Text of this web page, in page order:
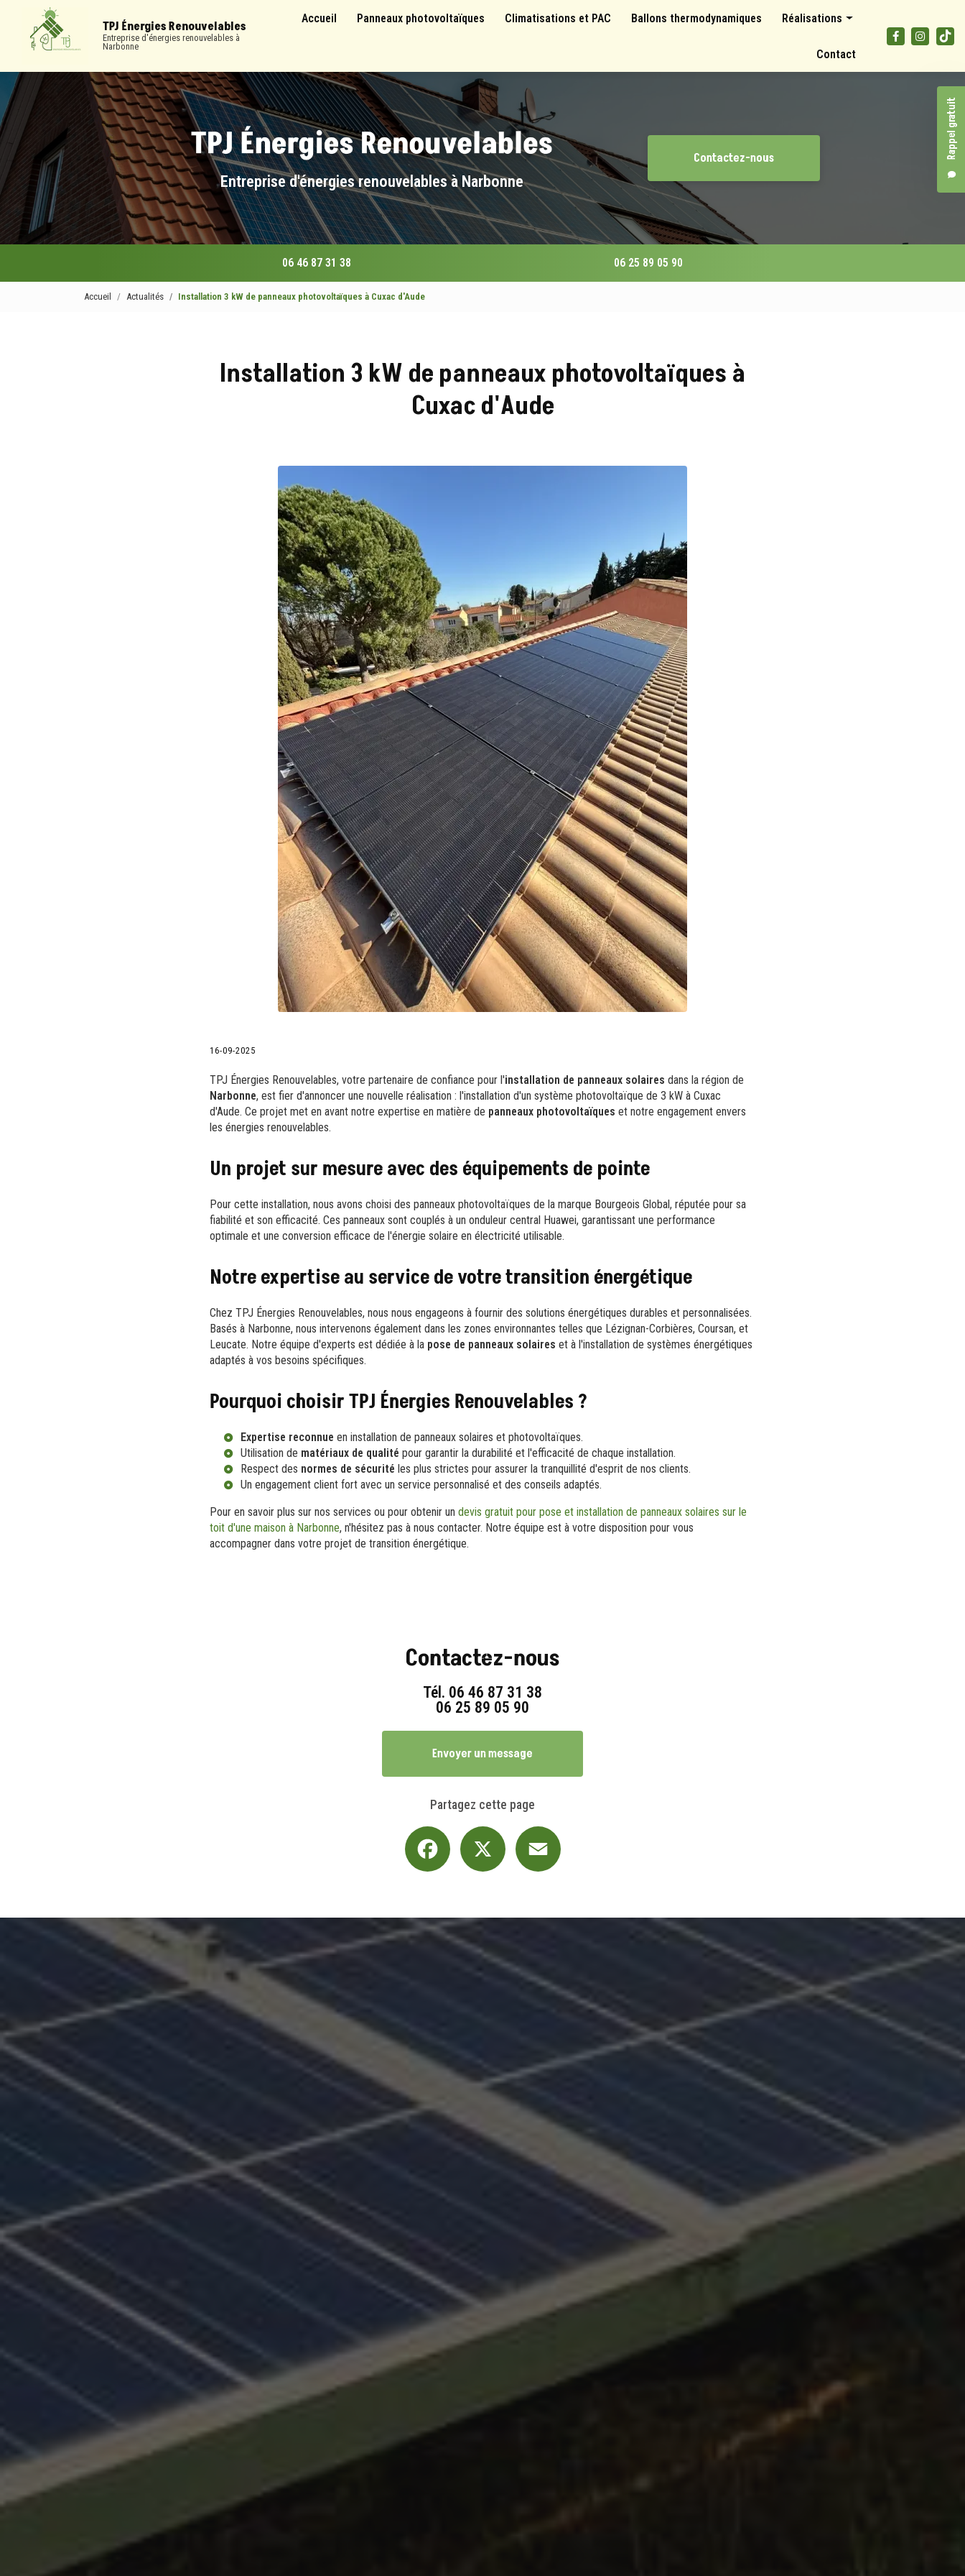
contenu
principal
TPJ Énergies Renouvelables
Entreprise d'énergies renouvelables à
Narbonne
Rappel gratuit
Accueil
Panneaux photovoltaïques Climatisations et PAC Ballons thermodynamiques Réalisations
Panneaux photovoltaïques
Climatisations et pompes à chaleur
Contact
Entreprise d'énergies renouvelables à Narbonne
Contactez-nous
06 46 87 31 38 06 25 89 05 90
Accueil Actualités Installation 3 kW de panneaux photovoltaïques à Cuxac d'Aude
Installation 3 kW de panneaux photovoltaïques à
Cuxac d'Aude
16-09-2025
TPJ Énergies Renouvelables, votre partenaire de confiance pour l'installation de panneaux solaires dans la région de
Narbonne, est fier d'annoncer une nouvelle réalisation : l'installation d'un système photovoltaïque de 3 kW à Cuxac
d'Aude. Ce projet met en avant notre expertise en matière de panneaux photovoltaïques et notre engagement envers
les énergies renouvelables.
Un projet sur mesure avec des équipements de pointe
Pour cette installation, nous avons choisi des panneaux photovoltaïques de la marque Bourgeois Global, réputée pour sa
fiabilité et son efficacité. Ces panneaux sont couplés à un onduleur central Huawei, garantissant une performance
optimale et une conversion efficace de l'énergie solaire en électricité utilisable.
Notre expertise au service de votre transition énergétique
Chez TPJ Énergies Renouvelables, nous nous engageons à fournir des solutions énergétiques durables et personnalisées.
Basés à Narbonne, nous intervenons également dans les zones environnantes telles que Lézignan-Corbières, Coursan, et
Leucate. Notre équipe d'experts est dédiée à la pose de panneaux solaires et à l'installation de systèmes énergétiques
adaptés à vos besoins spécifiques.
Pourquoi choisir TPJ Énergies Renouvelables ?
Expertise reconnue en installation de panneaux solaires et photovoltaïques.
Utilisation de matériaux de qualité pour garantir la durabilité et l'efficacité de chaque installation.
Respect des normes de sécurité les plus strictes pour assurer la tranquillité d'esprit de nos clients.
Un engagement client fort avec un service personnalisé et des conseils adaptés.
Pour en savoir plus sur nos services ou pour obtenir un devis gratuit pour pose et installation de panneaux solaires sur le
toit d'une maison à Narbonne, n'hésitez pas à nous contacter. Notre équipe est à votre disposition pour vous
accompagner dans votre projet de transition énergétique.
Contactez-nous
Tél. 06 46 87 31 38
06 25 89 05 90
Envoyer un message
Partagez cette page
Facebook